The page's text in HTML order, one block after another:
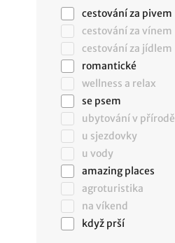
cestování za pivem
cestování za vínem
cestování za jídlem
romantické
wellness a relax
se psem
ubytování v přírodě
u sjezdovky
u vody
amazing places
agroturistika
na víkend
když prší